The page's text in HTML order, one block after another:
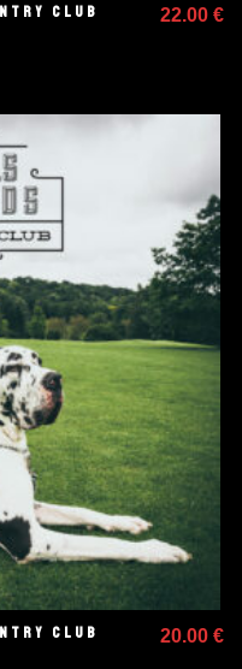
CLUB
22.00€
CLUB
20.00€